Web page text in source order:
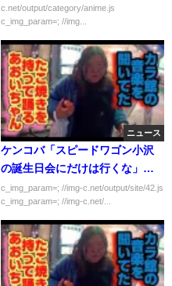
c.net/output/category/anime.js
c_img_param=; //img...
ニュース
ケンコバ「スピードワゴン小沢
の誕生日会にだけは行くな」と
警告していた
c_img_param=; //img-c.net/output/site/42.js
c_img_param=; //img-c.net/...